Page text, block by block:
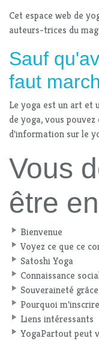
Cet espace web de
auteurs-trices du
Sauf
faut
Le yoga est un art et
de yoga, vous pouvez
d'information sur le
Vous
être
Bienvenue
Voyez ce que ce
Satoshi Yoga
Connaissance
Souveraineté
Pourquoi m'inscrire
Liens intéressants
YogaPartout peut